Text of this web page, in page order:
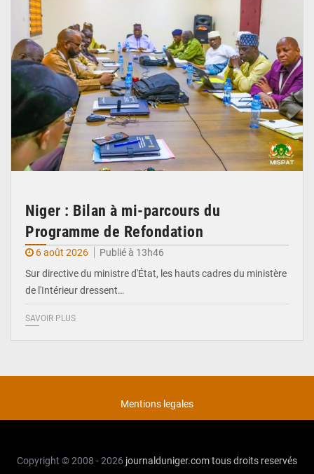
Niger : Bilan à mi-parcours du
Programme de Refondation
6 août 2026
Publié à 13h46
Sur directive du ministre d'État, les hauts cadres du ministère
de l'Intérieur dressent…
SAVOIR PLUS
Mentions legales
Copyright © 2008 - 2026 journalduniger.comtous droits reservés